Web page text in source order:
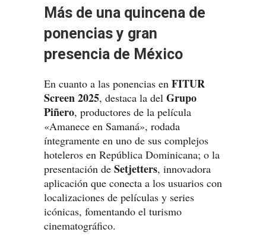
Más de una quincena de
ponencias y gran
presencia de México
En cuanto a las ponencias en FITUR
Screen 2025, destaca la del Grupo
Piñero, productores de la película
«Amanece en Samaná», rodada
íntegramente en uno de sus complejos
hoteleros en República Dominicana; o la
presentación de Setjetters, innovadora
aplicación que conecta a los usuarios con
localizaciones de películas y series
icónicas, fomentando el turismo
cinematográfico.